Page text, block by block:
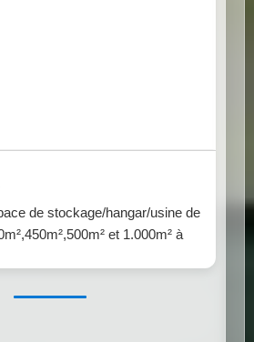
de stockage/hangar/usine de
et 1.000m² à